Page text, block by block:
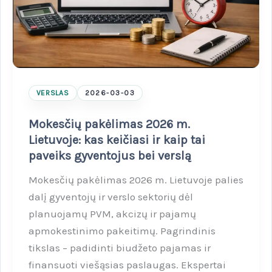
VERSLAS 2026-03-03
Mokesčių pakėlimas 2026 m.
Lietuvoje: kas keičiasi ir kaip tai
paveiks gyventojus bei verslą
Mokesčių pakėlimas 2026 m. Lietuvoje palies
dalį gyventojų ir verslo sektorių dėl
planuojamų PVM, akcizų ir pajamų
apmokestinimo pakeitimų. Pagrindinis
tikslas – padidinti biudžeto pajamas ir
finansuoti viešąsias paslaugas. Ekspertai